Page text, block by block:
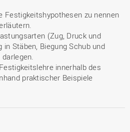
Festigkeitshypothesen zu nennen
(Zug, Druck und
in Stäben, Biegung Schub und
innerhalb des
praktischer Beispiele